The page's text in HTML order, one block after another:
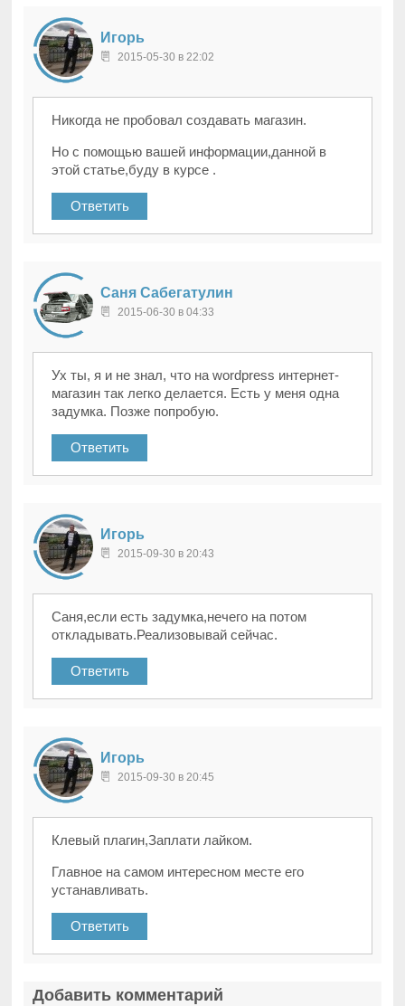
Игорь
2015-05-30 в 22:02
Никогда не пробовал создавать магазин.
Но с помощью вашей информации,данной в
этой статье,буду в курсе .
Ответить
Саня Сабегатулин
2015-06-30 в 04:33
Ух ты, я и не знал, что на wordpress интернет-
магазин так легко делается. Есть у меня одна
задумка. Позже попробую.
Ответить
Игорь
2015-09-30 в 20:43
Саня,если есть задумка,нечего на потом
откладывать.Реализовывай сейчас.
Ответить
Игорь
2015-09-30 в 20:45
Клевый плагин,Заплати лайком.
Главное на самом интересном месте его
устанавливать.
Ответить
Добавить комментарий